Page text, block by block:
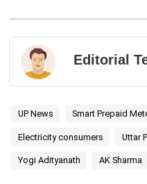
Editorial
UP News Smart Prepaid
Electricity consumers Uttar
Yogi Adityanath AK Sharma